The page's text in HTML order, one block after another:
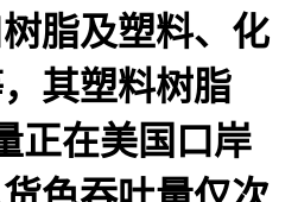
脂及塑料、化
其塑料树脂
正在美国口岸